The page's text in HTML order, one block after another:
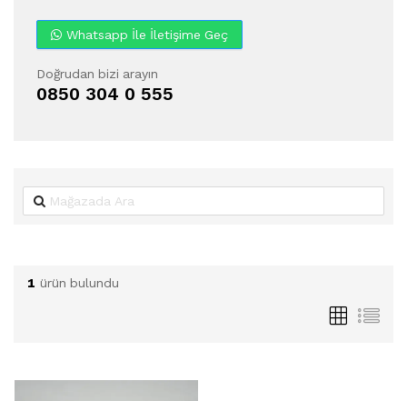
Whatsapp İle İletişime Geç
Doğrudan bizi arayın
0850 304 0 555
1 ürün bulundu